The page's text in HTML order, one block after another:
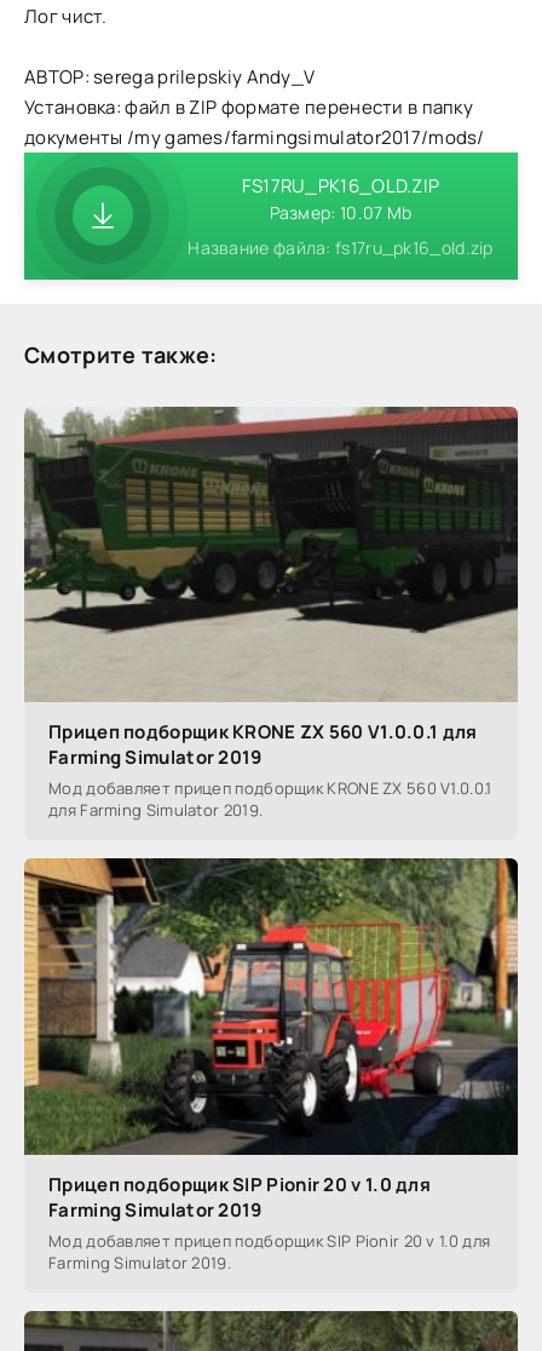
Лог чист.
АВТОР: serega prilepskiy Andy_V
Установка: файл в ZIP формате перенести в папку
документы /my games/farmingsimulator2017/mods/
FS17RU_PK16_OLD.ZIP
Размер: 10.07 Mb
Название файла: fs17ru_pk16_old.zip
Смотрите также:
Прицеп подборщик KRONE ZX 560 V1.0.0.1 для
Farming Simulator 2019
Мод добавляет прицеп подборщик KRONE ZX 560 V1.0.0.1
для Farming Simulator 2019.
Прицеп подборщик SIP Pionir 20 v 1.0 для
Farming Simulator 2019
Мод добавляет прицеп подборщик SIP Pionir 20 v 1.0 для
Farming Simulator 2019.